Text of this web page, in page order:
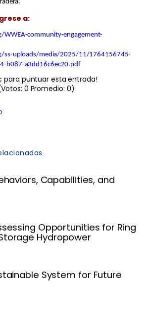
a:
community-engagement-
ss-uploads/media/2025/11/1764156745-
b087-a3dd16c6ec20.pdf
para puntuar esta entrada!
0 Promedio: 0)
Capabilities, and
Opportunities for Ring
Hydropower
System for Future